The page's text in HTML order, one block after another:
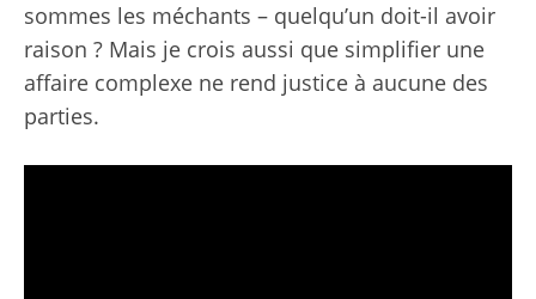
sommes les méchants – quelqu’un doit-il avoir
raison ? Mais je crois aussi que simplifier une
affaire complexe ne rend justice à aucune des
parties.